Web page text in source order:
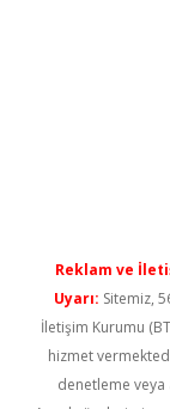
Reklam ve
Uyarı: Sitemiz,
İletişim Kurumu
hizmet
denetleme veya